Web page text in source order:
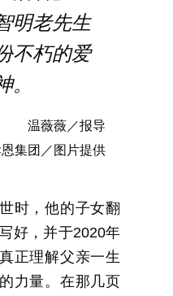
明老先生
不朽的爱
温薇薇／报导
集团／图片提供
时，他的子女翻
好，并于2020年
正理解父亲一生
力量。在那几页